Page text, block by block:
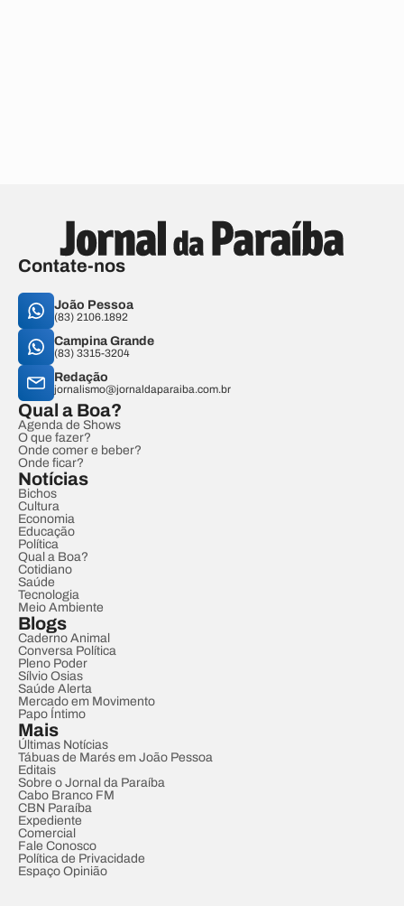
Contate-nos
João Pessoa
(83) 2106.1892
Campina Grande
(83) 3315-3204
Redação
jornalismo@jornaldaparaiba.com.br
Qual a Boa?
Agenda de Shows
O que fazer?
Onde comer e beber?
Onde ficar?
Notícias
Bichos
Cultura
Economia
Educação
Política
Qual a Boa?
Cotidiano
Saúde
Tecnologia
Meio Ambiente
Blogs
Caderno Animal
Conversa Política
Pleno Poder
Sílvio Osias
Saúde Alerta
Mercado em Movimento
Papo Íntimo
Mais
Últimas Notícias
Tábuas de Marés em João Pessoa
Editais
Sobre o Jornal da Paraíba
Cabo Branco FM
CBN Paraíba
Expediente
Comercial
Fale Conosco
Política de Privacidade
Espaço Opinião